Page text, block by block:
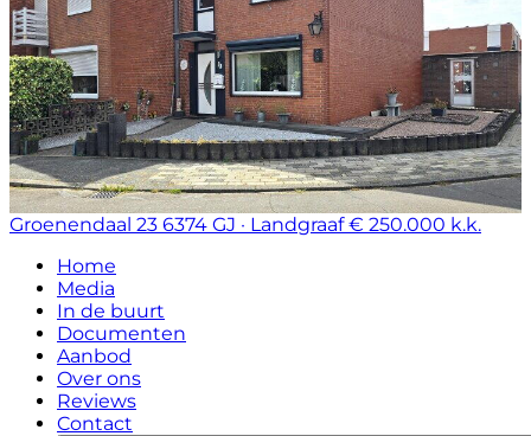
Groenendaal 23 6374 GJ · Landgraaf € 250.000 k.k.
Home
Media
In de buurt
Documenten
Aanbod
Over ons
Reviews
Contact